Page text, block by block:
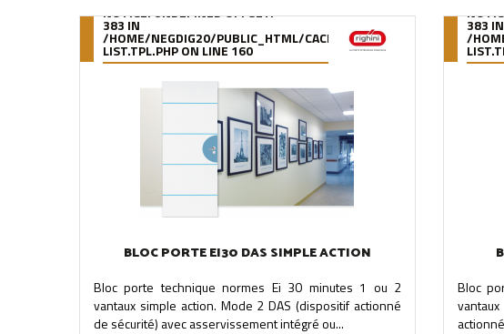
NOTICE: UNDEFINED OFFSET:
383 IN
/HOME/NEGDIG20/PUBLIC_HTML/CACHE/SMARTY/COMPILE/95/
LIST.TPL.PHPON LINE 160
BLOC PORTE EI30 DAS SIMPLE ACTION
Bloc porte technique normes Ei 30 minutes 1 ou 2
vantaux simple action. Mode 2 DAS (dispositif actionné
de sécurité) avec asservissement intégré ou...
383 IN
/
Bloc